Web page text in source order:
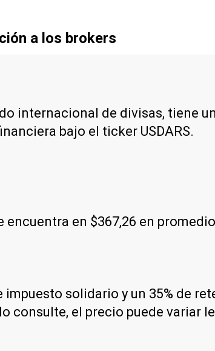
a los brokers
internacional de divisas, tiene
bajo el ticker USDARS.
en $367,26 en
impuesto solidario y un 35% de
consulte, el precio puede variar